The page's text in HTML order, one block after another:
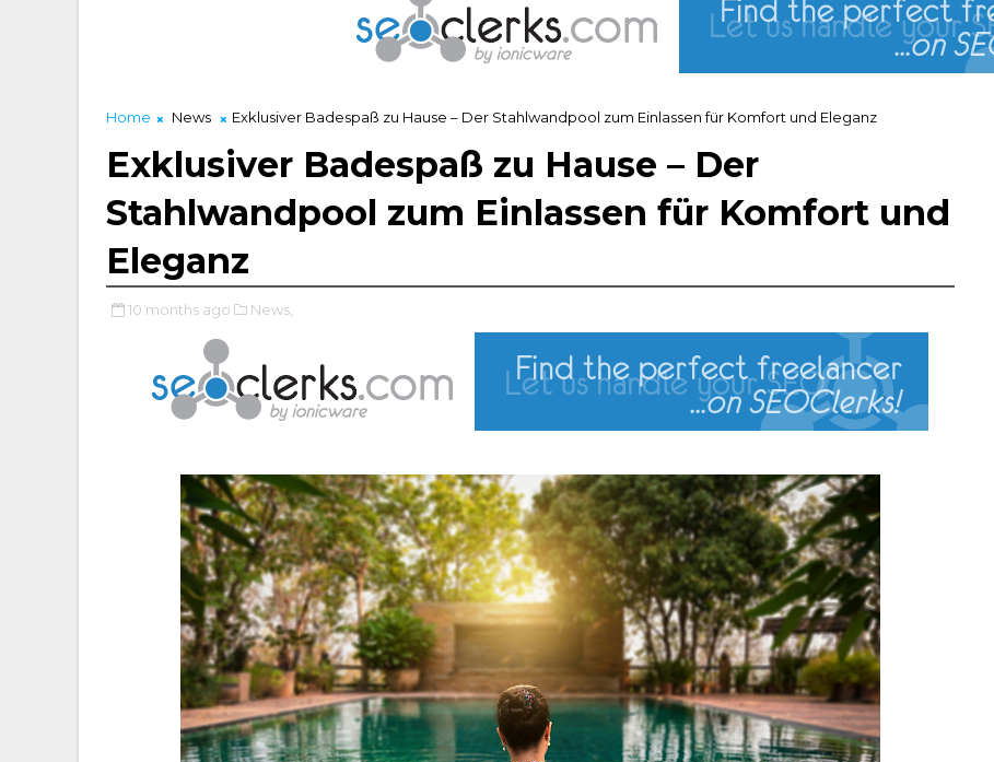
Home News Exklusiver Badespaß zu Hause – Der Stahlwandpool zum Einlassen für Komfort und Eleganz
Exklusiver Badespaß zu Hause – Der
Stahlwandpool zum Einlassen für Komfort und
Eleganz
10 months ago News,